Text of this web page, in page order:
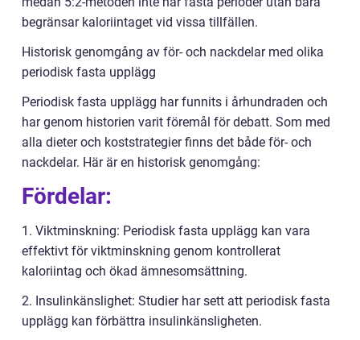
begränsar kaloriintaget vid vissa tillfällen.
Historisk genomgång av för- och nackdelar med olika
periodisk fasta upplägg
Periodisk fasta upplägg har funnits i århundraden och
har genom historien varit föremål för debatt. Som med
alla dieter och koststrategier finns det både för- och
nackdelar. Här är en historisk genomgång:
Fördelar:
1. Viktminskning: Periodisk fasta upplägg kan vara
effektivt för viktminskning genom kontrollerat
kaloriintag och ökad ämnesomsättning.
2. Insulinkänslighet: Studier har sett att periodisk fasta
upplägg kan förbättra insulinkänsligheten.